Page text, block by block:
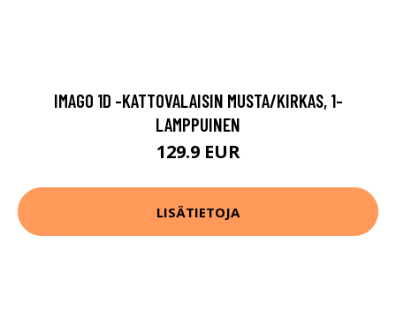
IMAGO 1D -KATTOVALAISIN MUSTA/KIRKAS, 1-
LAMPPUINEN
129.9 EUR
LISÄTIETOJA